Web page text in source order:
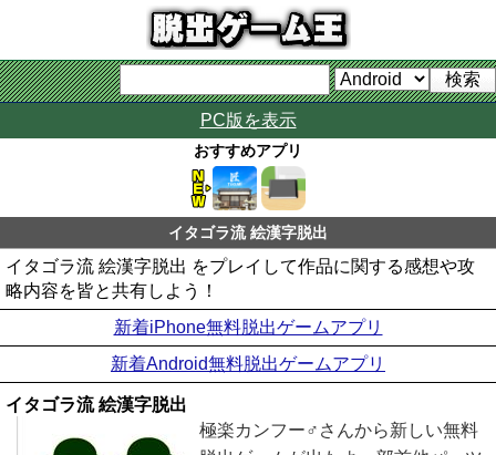
PC版を表示
おすすめアプリ
イタゴラ流 絵漢字脱出
イタゴラ流 絵漢字脱出 をプレイして作品に関する感想や攻
略内容を皆と共有しよう！
新着iPhone無料脱出ゲームアプリ
新着Android無料脱出ゲームアプリ
イタゴラ流 絵漢字脱出
極楽カンフー♂さんから新しい無料